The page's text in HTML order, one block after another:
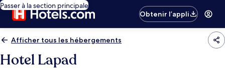
Passer à la section principale
Obtenir l’appli
Afficher tous les hébergements
Hotel Lapad